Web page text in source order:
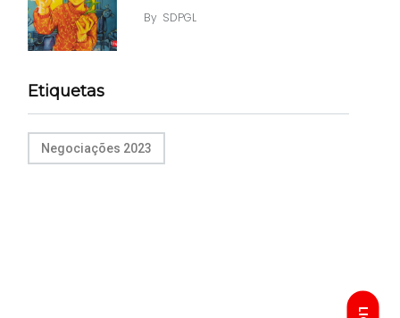
By SDPGL
Etiquetas
Negociações 2023